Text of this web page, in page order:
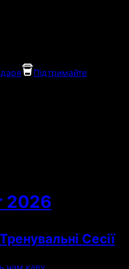
Підтримайте
2026
Сесії
нам каву.